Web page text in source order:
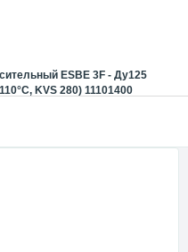
ESBE 3F - Ду125
KVS 280) 11101400